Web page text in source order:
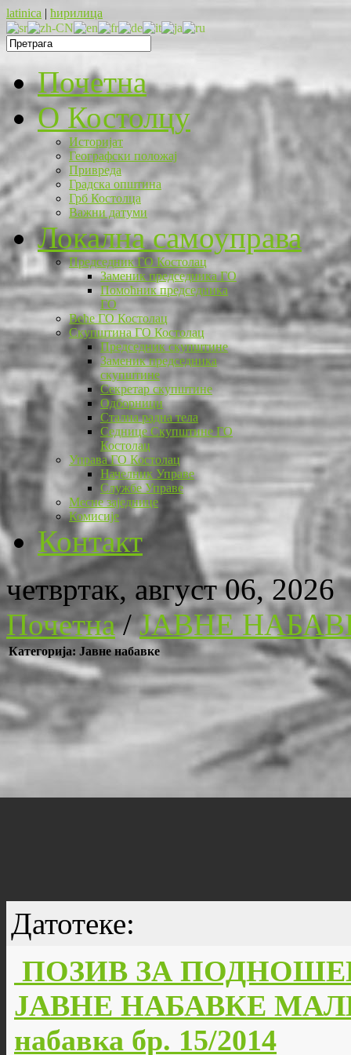
latinica | ћирилица
Почетна
O Костолцу
Историјат
Географски положај
Привреда
Градска општина
Грб Костолца
Важни датуми
Локална самоуправа
Председник ГО Костолац
Заменик председника ГО
Помоћник председника
ГО
Веће ГО Костолац
Скупштина ГО Костолац
Председник скупштине
Заменик председника
скупштине
Секретар скупштине
Одборници
Стална радна тела
Седнице Скупштине ГО
Костолац
Управа ГО Костолац
Начелник Управе
Службе Управе
Месне заједнице
Комисије
Контакт
четвртак, август 06, 2026
Почетна/ЈАВНЕ
Категорија: Јавне набавке
Датотеке:
ПОЗИВ ЗА
ЈАВНЕ НАБАВКЕ
набавка бр. 15/2014